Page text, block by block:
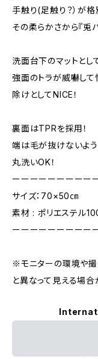
手触り(足触り？）が格
その柔らかさから『兎
洗面台下のマットとし
強面のトラが威嚇し
除けとしてNICE！
裏面はTPRを採用！
端は毛が抜けないよう
丸洗いOK！
ーーーーーーーーー
サイズ：70×50㎝
素材 : ポリエステル
ーーーーーーーーー
※モニターの環境や
と異なって見える場合